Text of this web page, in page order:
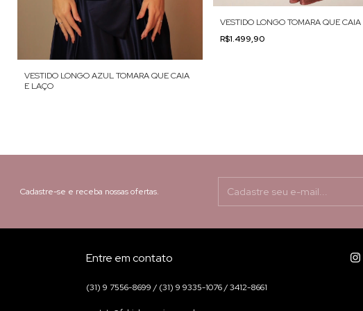
VESTIDO LONGO AZUL TOMARA QUE CAIA
E LAÇO
VESTIDO LONGO TOMARA QUE CAIA
R$1.499,90
Cadastre-se e receba nossas ofertas.
Entre em contato
(31) 9 7556-8699 / (31) 9 9335-1076 / 3412-8661